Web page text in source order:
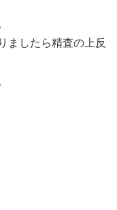
ましたら精査の上反